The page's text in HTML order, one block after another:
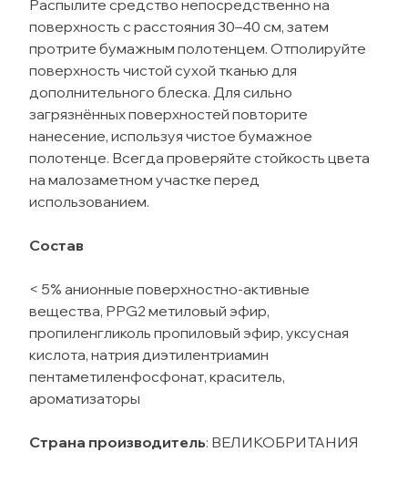
Распылите средство непосредственно на
поверхность с расстояния 30–40 см, затем
протрите бумажным полотенцем. Отполируйте
поверхность чистой сухой тканью для
дополнительного блеска. Для сильно
загрязнённых поверхностей повторите
нанесение, используя чистое бумажное
полотенце. Всегда проверяйте стойкость цвета
на малозаметном участке перед
использованием.
Состав
< 5% анионные поверхностно-активные
вещества, PPG2 метиловый эфир,
пропиленгликоль пропиловый эфир, уксусная
кислота, натрия диэтилентриамин
пентаметиленфосфонат, краситель,
ароматизаторы
Страна производитель: ВЕЛИКОБРИТАНИЯ